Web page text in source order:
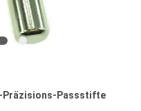
Präzisions-Passstifte